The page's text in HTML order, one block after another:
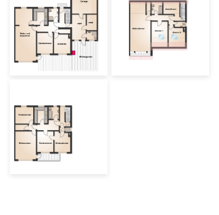
Sonstiges
Besichtigungstermine und
Verhandlungen sind ausschließlich über
uns zu führen. Bitte bewahren Sie die
Privatsphäre und sehen Sie vom
Haben Sie ein Haus oder eine Wohnung
zu verkaufen oder zu vermieten? Wir
beraten Sie gern. Besuchen Sie uns in
unserem Immobilienbüro in der